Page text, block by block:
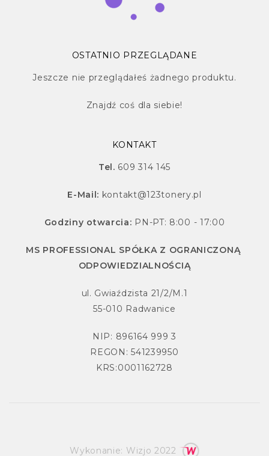
OSTATNIO PRZEGLĄDANE
Jeszcze nie przeglądałeś żadnego produktu.
Znajdź coś dla siebie!
KONTAKT
Tel. 609 314 145
E-Mail: kontakt@123tonery.pl
Godziny otwarcia: PN-PT: 8:00 - 17:00
MS PROFESSIONAL SPÓŁKA Z OGRANICZONĄ
ODPOWIEDZIALNOŚCIĄ
ul. Gwiaździsta 21/2/M.1
55-010 Radwanice
NIP: 896164 999 3
REGON: 541239950
KRS:0001162728
Wykonanie: Wizjo 2022